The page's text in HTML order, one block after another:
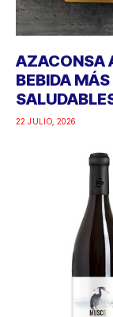
AZACONSA
BEBIDA
22 JULIO, 2026